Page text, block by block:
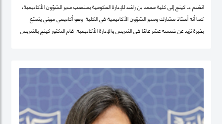
انضم د. كينج إلى كلية محمد بن راشد للإدارة الحكومية بمنصب مدير الشؤون الأكاديمية،
كما أنه أستاذ مشارك ومدير الشؤون الأكاديمية في الكلية. وهو أكاديمي مهني يتمتع
بخبرة تزيد عن خمسة عشر عامًا في التدريس والإدارة الأكاديمية. قام الدكتور كينج بالتدريس
في مناصب إدارية مختلفة بما في ذلك رئيس إدارة، ورئيس لجنة الاعتماد، ورئيس مركز
ريادة الأعمال، وعميدًا لجامعة في الكويت مؤخرًا.